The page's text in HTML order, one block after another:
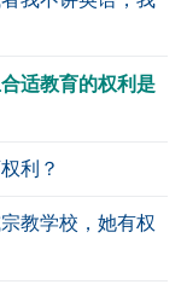
适教育的权利是
利？
教学校，她有权